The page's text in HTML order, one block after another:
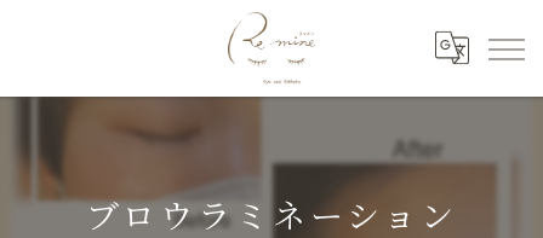
ブロウラミネーション